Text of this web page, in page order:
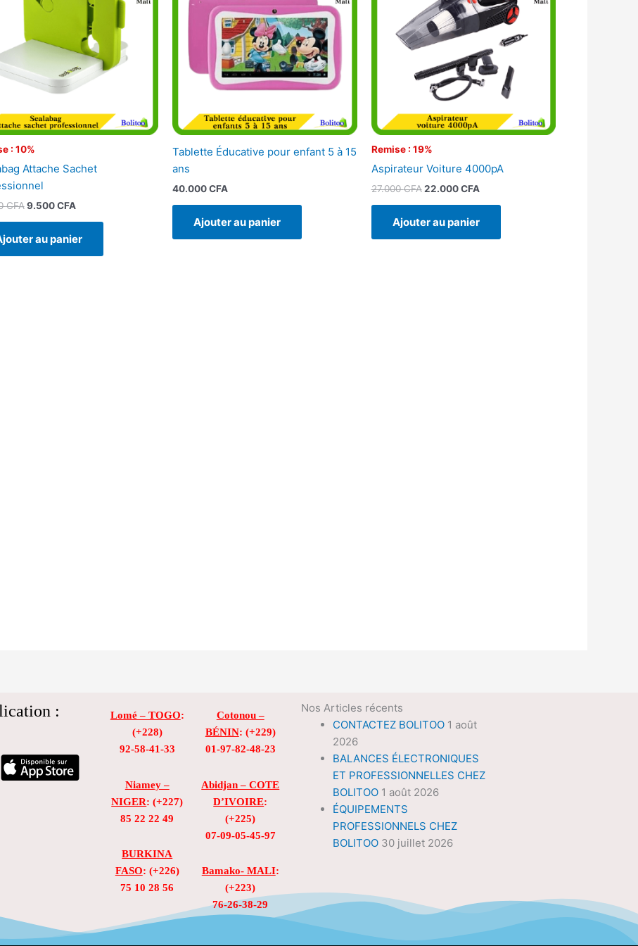
: 10%
Attache Sachet
CFA
10.500 CFA.
9.500CFA
9.500 CFA.
au panier
Tablette Éducative pour enfant 5 à 15
ans
40.000CFA
Ajouter au panier
Remise : 19%
Aspirateur Voiture 4000pA
27.000CFA
27.000 CFA.
22.000CFA
22.000 CFA.
Ajouter au panier
: Lomé – TOGO:
(+228)
92-58-41-33
Niamey –
NIGER: (+227)
85 22 22 49
BURKINA
FASO: (+226)
75 10 28 56
Cotonou –
BÉNIN: (+229)
01-97-82-48-23
Abidjan – COTE
D’IVOIRE:
(+225)
07-09-05-45-97
Bamako- MALI:
(+223)
76-26-38-29
Nos Articles récents
CONTACTEZ BOLITOO 1 août
2026
BALANCES ÉLECTRONIQUES
ET PROFESSIONNELLES CHEZ
BOLITOO 1 août 2026
ÉQUIPEMENTS
PROFESSIONNELS CHEZ
BOLITOO 30 juillet 2026